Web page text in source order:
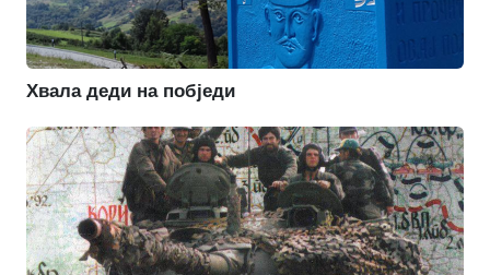
Хвала деди на побједи